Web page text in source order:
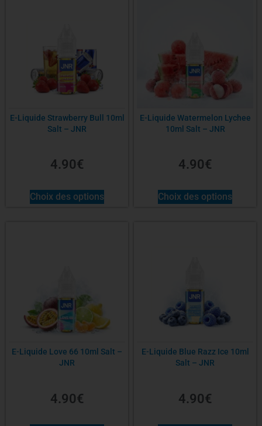
PG/VG
Contenance
E-Liquide Strawberry Bull 10ml
Salt – JNR
4.90€
Choix des options
E-Liquide Watermelon Lychee
10ml Salt – JNR
4.90€
Choix des options
E-Liquide Love 66 10ml Salt –
JNR
4.90€
E-Liquide Blue Razz Ice 10ml
Salt – JNR
4.90€